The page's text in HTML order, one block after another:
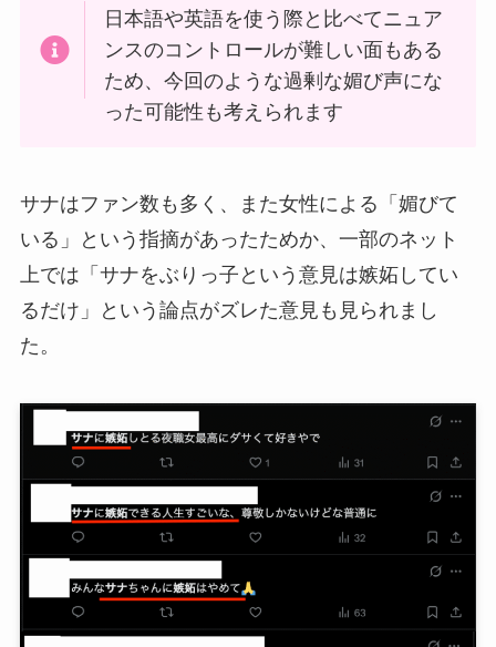
日本語や英語を使う際と比べてニュア
ンスのコントロールが難しい面もある
ため、今回のような過剰な媚び声にな
った可能性も考えられます
サナはファン数も多く、また女性による「媚びて
いる」という指摘があったためか、一部のネット
上では「サナをぶりっ子という意見は嫉妬してい
るだけ」という論点がズレた意見も見られまし
た。